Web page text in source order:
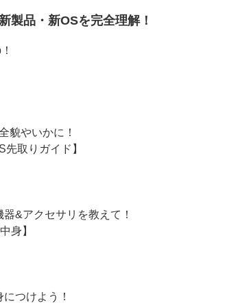
製品・新OSを完全理解！
貌やいかに！
先取りガイド】
&アクセサリを教えて！
身】
つけよう！